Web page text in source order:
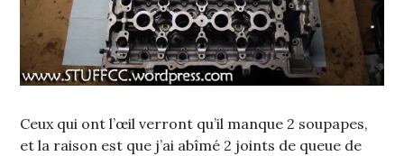
Ceux qui ont l’œil verront qu’il manque 2 soupapes,
et la raison est que j’ai abîmé 2 joints de queue de